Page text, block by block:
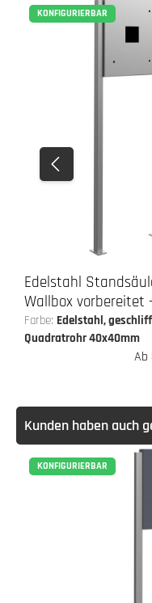
KONFIGURIERBAR
Edelstahl
Wallbox vorbereitet
Farbe: Edelstahl,
Quadratrohr 40x40mm
Ab
Kunden haben auch
KONFIGURIERBAR